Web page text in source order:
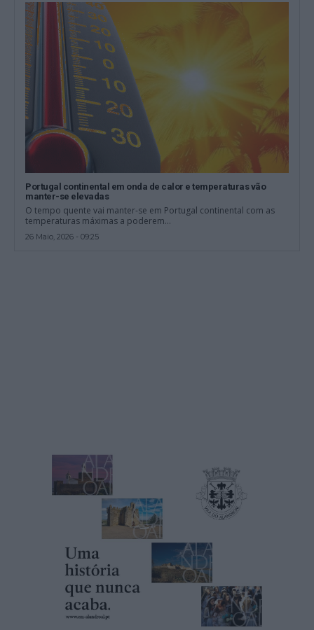
Portugal continental em onda de calor e temperaturas vão
manter-se elevadas
O tempo quente vai manter-se em Portugal continental com as
temperaturas máximas a poderem...
26 Maio, 2026 - 09:25